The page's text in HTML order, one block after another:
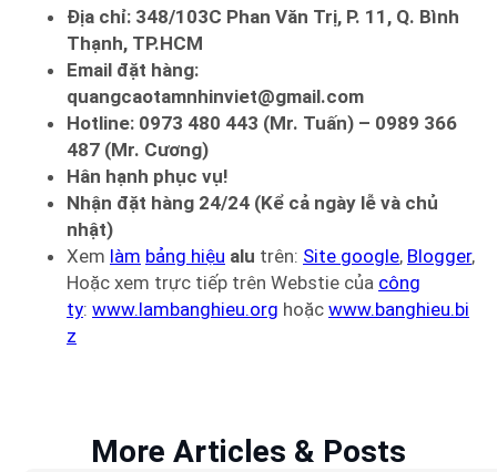
Địa chỉ: 348/103C Phan Văn Trị, P. 11, Q. Bình
Thạnh, TP.HCM
Email đặt hàng:
quangcaotamnhinviet@gmail.com
Hotline: 0973 480 443 (Mr. Tuấn) – 0989 366
487 (Mr. Cương)
Hân hạnh phục vụ!
Nhận đặt hàng 24/24 (Kể cả ngày lễ và chủ
nhật)
Xem làm bảng hiệu alu trên: Site google, Blogger,
Hoặc xem trực tiếp trên Webstie của công
ty: www.lambanghieu.org hoặc www.banghieu.bi
z
More Articles & Posts